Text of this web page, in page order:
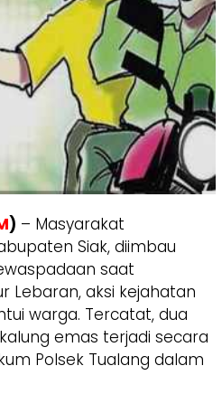
) – Masyarakat
Siak, diimbau
saat
Lebaran, aksi kejahatan
warga. Tercatat, dua
emas terjadi secara
Polsek Tualang dalam